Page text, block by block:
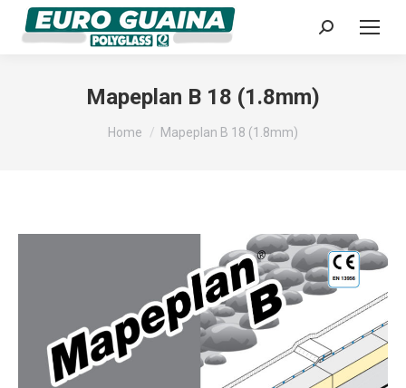
Cerca:
Mapeplan B 18 (1.8mm)
Tu sei qui:
Home Mapeplan B 18 (1.8mm)